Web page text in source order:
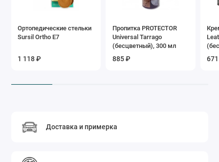
Ортопедические стельки
Sursil Ortho Е7
1 118 ₽
Пропитка PROTECTOR
Universal Tarrago
(бесцветный), 300 мл
885 ₽
Доставка и примерка